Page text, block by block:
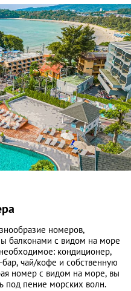
номеров,
балконами с видом на море
кондиционер,
чай/кофе и собственную
номер с видом на море, вы
под пение морских волн.